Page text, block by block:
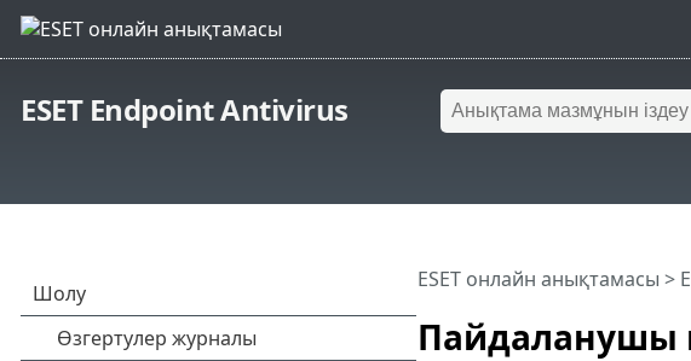
ESET Endpoint Antivirus
Пайдаланушы
ESET онлайн анықтамасы >